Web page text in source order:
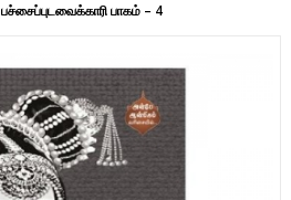
பச்சைப்புடவைக்காரி பாகம் – 4